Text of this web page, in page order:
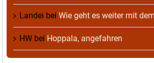
Landei bei Wie geht es weiter mit
HW bei Hoppala, angefahren